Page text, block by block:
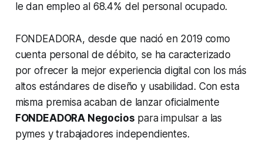
le dan empleo al 68.4% del personal ocupado.
FONDEADORA, desde que nació en 2019 como
cuenta personal de débito, se ha caracterizado
por ofrecer la mejor experiencia digital con los más
altos estándares de diseño y usabilidad. Con esta
misma premisa acaban de lanzar oficialmente
FONDEADORA Negocios para impulsar a las
pymes y trabajadores independientes.